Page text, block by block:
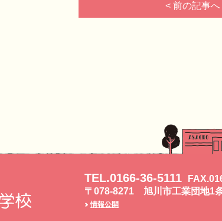
< 前の記事へ
TEL.0166-36-5111
〒078-8271 旭川市工業団地1
情報公開